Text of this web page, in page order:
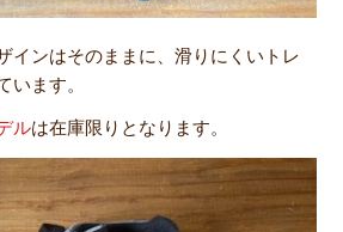
インはそのままに、滑りにくいトレ
います。
ルは在庫限りとなります。